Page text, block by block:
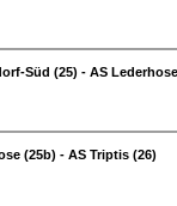
Süd (25) - AS
(25b) - AS Triptis (26)